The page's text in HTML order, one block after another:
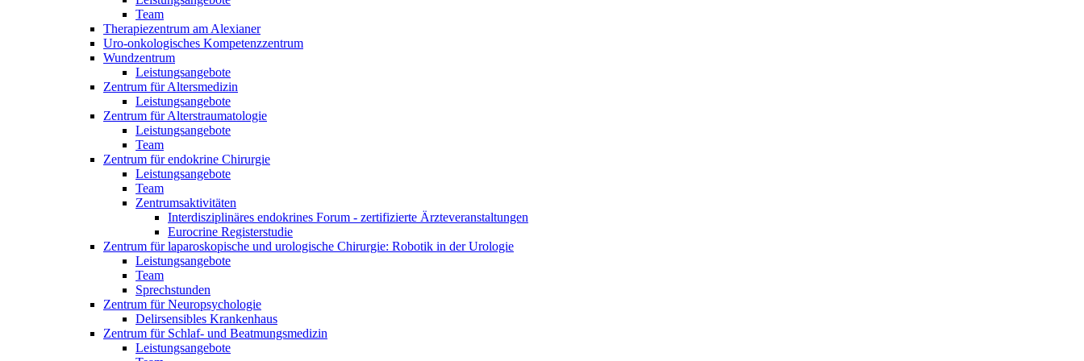
Team
Therapiezentrum am Alexianer
Uro-onkologisches Kompetenzzentrum
Wundzentrum
Leistungsangebote
Zentrum für Altersmedizin
Leistungsangebote
Zentrum für Alterstraumatologie
Leistungsangebote
Team
Zentrum für endokrine Chirurgie
Leistungsangebote
Team
Zentrumsaktivitäten
Interdisziplinäres endokrines Forum - zertifizierte Ärzteveranstaltungen
Eurocrine Registerstudie
Zentrum für laparoskopische und urologische Chirurgie: Robotik in der Urologie
Leistungsangebote
Team
Sprechstunden
Zentrum für Neuropsychologie
Delirsensibles Krankenhaus
Zentrum für Schlaf- und Beatmungsmedizin
Leistungsangebote